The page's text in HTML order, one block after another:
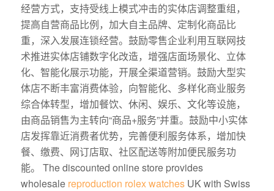
经营方式，支持受线上模式冲击的实体店调整重组，
提高自营商品比例，加大自主品牌、定制化商品比
重，深入发展连锁经营。鼓励零售企业利用互联网技
术推进实体店铺数字化改造，增强店面场景化、立体
化、智能化展示功能，开展全渠道营销。鼓励大型实
体店不断丰富消费体验，向智能化、多样化商业服务
综合体转型，增加餐饮、休闲、娱乐、文化等设施，
由商品销售为主转向“商品+服务”并重。鼓励中小实体
店发挥靠近消费者优势，完善便利服务体系，增加快
餐、缴费、网订店取、社区配送等附加便民服务功
能。 The discounted online store provides
wholesale reproduction rolex watchesUK with Swiss